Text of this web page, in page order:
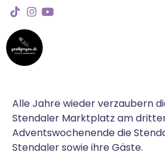
Alle Jahre wieder verzaubern
Stendaler Marktplatz am
Adventswochenende die
Stendaler sowie ihre Gäste.